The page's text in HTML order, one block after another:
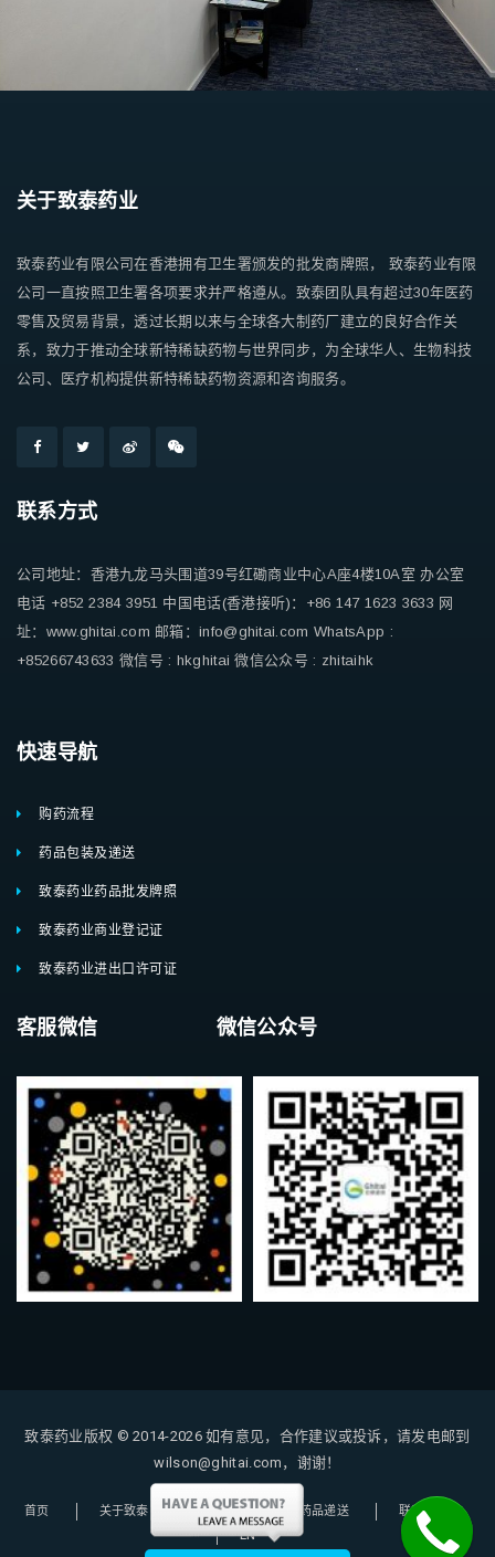
关于致泰药业
致泰药业有限公司在香港拥有卫生署颁发的批发商牌照， 致泰药业有限
公司一直按照卫生署各项要求并严格遵从。致泰团队具有超过30年医药
零售及贸易背景，透过长期以来与全球各大制药厂建立的良好合作关
系，致力于推动全球新特稀缺药物与世界同步，为全球华人、生物科技
公司、医疗机构提供新特稀缺药物资源和咨询服务。
联系方式
公司地址：香港九龙马头围道39号红磡商业中心A座4楼10A室 办公室
电话 +852 2384 3951 中国电话(香港接听)：+86 147 1623 3633 网
址：www.ghitai.com 邮箱：info@ghitai.com WhatsApp :
+85266743633 微信号 : hkghitai 微信公众号 : zhitaihk
快速导航
购药流程
药品包装及递送
致泰药业药品批发牌照
致泰药业商业登记证
致泰药业进出口许可证
客服微信 微信公众号
致泰药业版权 © 2014-2026如有意见，合作建议或投诉，请发电邮到
wilson@ghitai.com，谢谢！
首页 关于致泰 购药指南 药品递送
联系我们
EN